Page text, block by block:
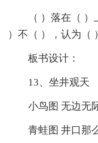
（ ）落在（ ）
）不（ ），认为（
板书设计：
13、坐井观天
小鸟图 无边无
青蛙图 井口那